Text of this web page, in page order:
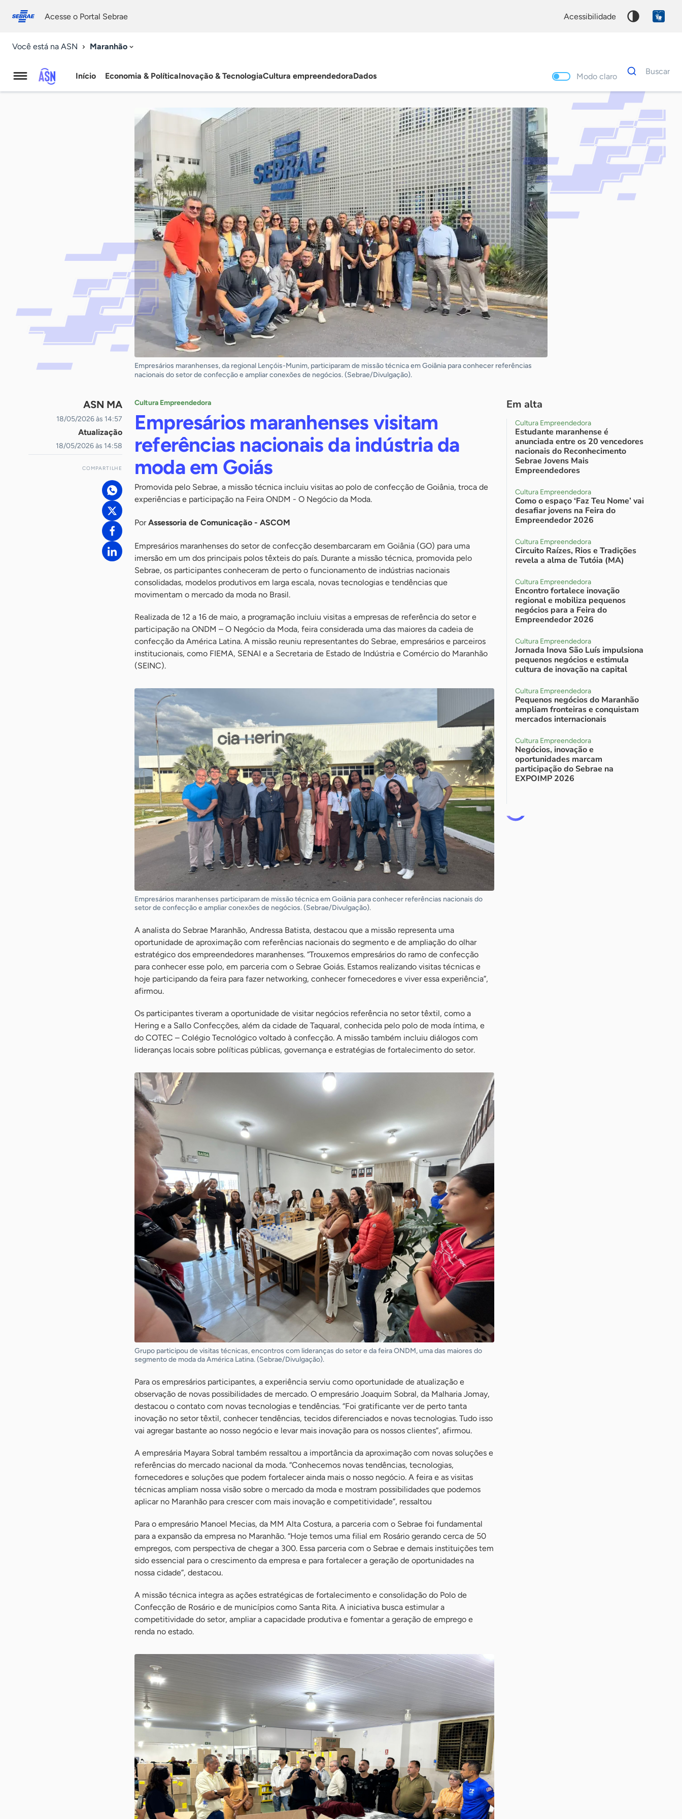
conosco
Acesse o Portal Sebrae acessibilidade
Você está na ASN Maranhão
Agência
Início Economia & PolíticaInovação & TecnologiaCultura empreendedoraDados Modo claro
Dados
para
Buscar
Palavra
chave
Empresários maranhenses, da regional Lençóis-Munim, participaram de missão técnica em Goiânia para conhecer referências
nacionais do setor de confecção e ampliar conexões de negócios. (Sebrae/Divulgação).
ASN MA
18/05/2026 às 14:57
Atualização
18/05/2026 às 14:58
COMPARTILHE
Cultura Empreendedora
Empresários maranhenses visitam
referências nacionais da indústria da
moda em Goiás
Promovida pelo Sebrae, a missão técnica incluiu visitas ao polo de confecção de Goiânia, troca de
experiências e participação na Feira ONDM - O Negócio da Moda.
PorAssessoria de Comunicação - ASCOM
Empresários maranhenses do setor de confecção desembarcaram em Goiânia (GO) para uma
imersão em um dos principais polos têxteis do país. Durante a missão técnica, promovida pelo
Sebrae, os participantes conheceram de perto o funcionamento de indústrias nacionais
consolidadas, modelos produtivos em larga escala, novas tecnologias e tendências que
movimentam o mercado da moda no Brasil.
Realizada de 12 a 16 de maio, a programação incluiu visitas a empresas de referência do setor e
participação na ONDM – O Negócio da Moda, feira considerada uma das maiores da cadeia de
confecção da América Latina. A missão reuniu representantes do Sebrae, empresários e parceiros
institucionais, como FIEMA, SENAI e a Secretaria de Estado de Indústria e Comércio do Maranhão
(SEINC).
Empresários maranhenses participaram de missão técnica em Goiânia para conhecer referências nacionais do
setor de confecção e ampliar conexões de negócios. (Sebrae/Divulgação).
A analista do Sebrae Maranhão, Andressa Batista, destacou que a missão representa uma
oportunidade de aproximação com referências nacionais do segmento e de ampliação do olhar
estratégico dos empreendedores maranhenses. “Trouxemos empresários do ramo de confecção
para conhecer esse polo, em parceria com o Sebrae Goiás. Estamos realizando visitas técnicas e
hoje participando da feira para fazer networking, conhecer fornecedores e viver essa experiência”,
afirmou.
Os participantes tiveram a oportunidade de visitar negócios referência no setor têxtil, como a
Hering e a Sallo Confecções, além da cidade de Taquaral, conhecida pelo polo de moda íntima, e
do COTEC – Colégio Tecnológico voltado à confecção. A missão também incluiu diálogos com
lideranças locais sobre políticas públicas, governança e estratégias de fortalecimento do setor.
Grupo participou de visitas técnicas, encontros com lideranças do setor e da feira ONDM, uma das maiores do
segmento de moda da América Latina. (Sebrae/Divulgação).
Para os empresários participantes, a experiência serviu como oportunidade de atualização e
observação de novas possibilidades de mercado. O empresário Joaquim Sobral, da Malharia Jomay,
destacou o contato com novas tecnologias e tendências. “Foi gratificante ver de perto tanta
inovação no setor têxtil, conhecer tendências, tecidos diferenciados e novas tecnologias. Tudo isso
vai agregar bastante ao nosso negócio e levar mais inovação para os nossos clientes”, afirmou.
A empresária Mayara Sobral também ressaltou a importância da aproximação com novas soluções e
referências do mercado nacional da moda. “Conhecemos novas tendências, tecnologias,
fornecedores e soluções que podem fortalecer ainda mais o nosso negócio. A feira e as visitas
técnicas ampliam nossa visão sobre o mercado da moda e mostram possibilidades que podemos
aplicar no Maranhão para crescer com mais inovação e competitividade”, ressaltou
Para o empresário Manoel Mecias, da MM Alta Costura, a parceria com o Sebrae foi fundamental
para a expansão da empresa no Maranhão. “Hoje temos uma filial em Rosário gerando cerca de 50
empregos, com perspectiva de chegar a 300. Essa parceria com o Sebrae e demais instituições tem
sido essencial para o crescimento da empresa e para fortalecer a geração de oportunidades na
nossa cidade”, destacou.
A missão técnica integra as ações estratégicas de fortalecimento e consolidação do Polo de
Confecção de Rosário e de municípios como Santa Rita. A iniciativa busca estimular a
competitividade do setor, ampliar a capacidade produtiva e fomentar a geração de emprego e
renda no estado.
Em alta
Cultura Empreendedora
Estudante maranhense é
anunciada entre os 20 vencedores
nacionais do Reconhecimento
Sebrae Jovens Mais
Empreendedores
Cultura Empreendedora
Como o espaço ‘Faz Teu Nome’ vai
desafiar jovens na Feira do
Empreendedor 2026
Cultura Empreendedora
Circuito Raízes, Rios e Tradições
revela a alma de Tutóia (MA)
Cultura Empreendedora
Encontro fortalece inovação
regional e mobiliza pequenos
negócios para a Feira do
Empreendedor 2026
Cultura Empreendedora
Jornada Inova São Luís impulsiona
pequenos negócios e estimula
cultura de inovação na capital
Cultura Empreendedora
Pequenos negócios do Maranhão
ampliam fronteiras e conquistam
mercados internacionais
Cultura Empreendedora
Negócios, inovação e
oportunidades marcam
participação do Sebrae na
EXPOIMP 2026